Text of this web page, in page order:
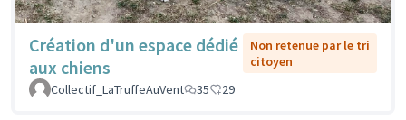
Création d'un espace dédié
aux chiens
Non retenue par le tri
citoyen
Collectif_LaTruffeAuVent
35 29